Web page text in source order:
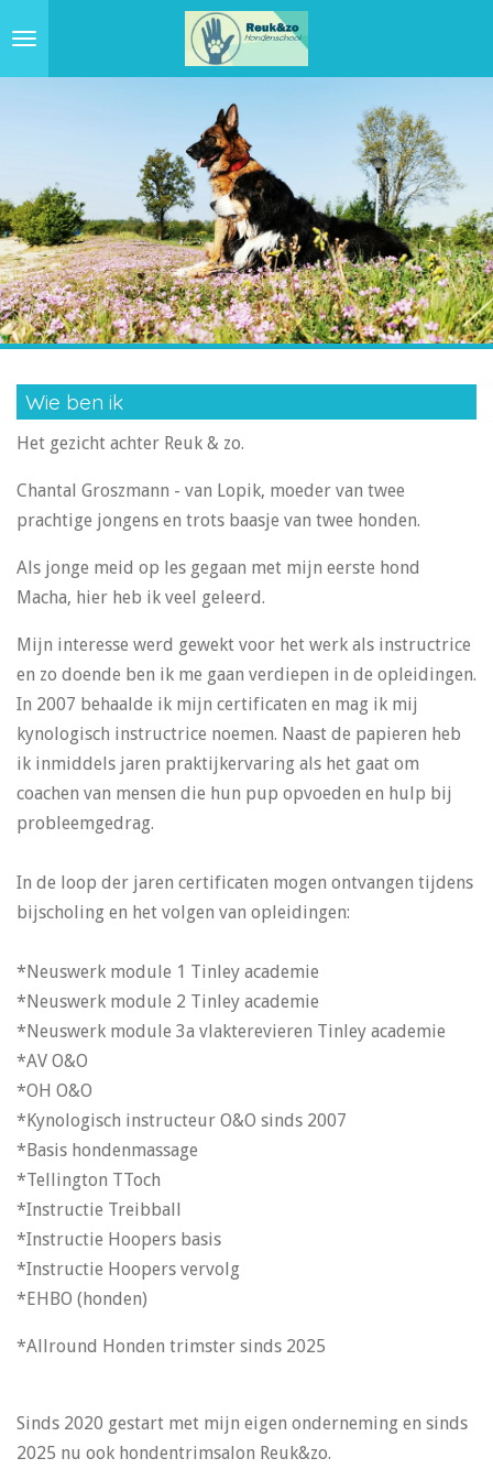
Wie ben ik
Het gezicht achter Reuk & zo.
Chantal Groszmann - van Lopik, moeder van twee
prachtige jongens en trots baasje van twee honden.
Als jonge meid op les gegaan met mijn eerste hond
Macha, hier heb ik veel geleerd.
Mijn interesse werd gewekt voor het werk als instructrice
en zo doende ben ik me gaan verdiepen in de opleidingen.
In 2007 behaalde ik mijn certificaten en mag ik mij
kynologisch instructrice noemen. Naast de papieren heb
ik inmiddels jaren praktijkervaring als het gaat om
coachen van mensen die hun pup opvoeden en hulp bij
probleemgedrag.
In de loop der jaren certificaten mogen ontvangen tijdens
bijscholing en het volgen van opleidingen:
*Neuswerk module 1 Tinley academie
*Neuswerk module 2 Tinley academie
*Neuswerk module 3a vlakterevieren Tinley academie
*AV O&O
*OH O&O
*Kynologisch instructeur O&O sinds 2007
*Basis hondenmassage
*Tellington TToch
*Instructie Treibball
*Instructie Hoopers basis
*Instructie Hoopers vervolg
*EHBO (honden)
*Allround Honden trimster sinds 2025
Sinds 2020 gestart met mijn eigen onderneming en sinds
2025 nu ook hondentrimsalon Reuk&zo.